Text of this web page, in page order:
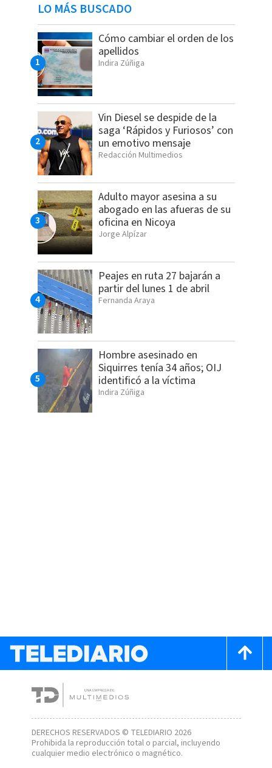
LO MÁS BUSCADO
Cómo cambiar el orden de los
apellidos
Indira Zúñiga
Vin Diesel se despide de la
saga ‘Rápidos y Furiosos’ con
un emotivo mensaje
Redacción Multimedios
Adulto mayor asesina a su
abogado en las afueras de su
oficina en Nicoya
Jorge Alpízar
Peajes en ruta 27 bajarán a
partir del lunes 1 de abril
Fernanda Araya
Hombre asesinado en
Siquirres tenía 34 años; OIJ
identificó a la víctima
Indira Zúñiga
DERECHOS RESERVADOS © TELEDIARIO 2026
Prohibida la reproducción total o parcial, incluyendo
cualquier medio electrónico o magnético.